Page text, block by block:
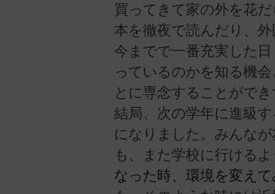
買ってきて家の外を花
本を徹夜で読んだり、
今までで一番充実した
っているのかを知る機
とに専念することがで
結局、次の学年に進級
になりました。みんな
も、また学校に行ける
なった時、環境を変えて